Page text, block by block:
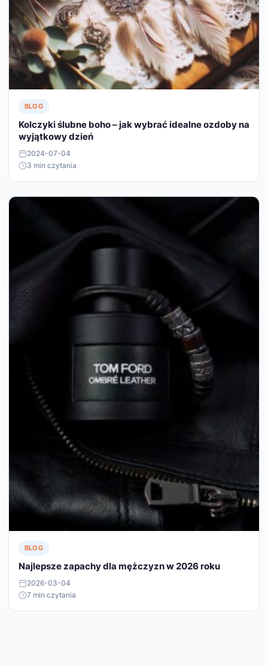
BLOG
Kolczyki ślubne boho – jak wybrać idealne ozdoby na
wyjątkowy dzień
2024-07-04
3 min czytania
BLOG
Najlepsze zapachy dla mężczyzn w 2026 roku
2026-03-04
7 min czytania